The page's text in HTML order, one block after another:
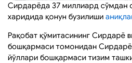
Сирдарёда 37 миллиард сўмдан
харидида қонун бузилиши
Рақобат қўмитасининг Сирдарё
бошқармаси томонидан
йўллари бошқармаси тизим